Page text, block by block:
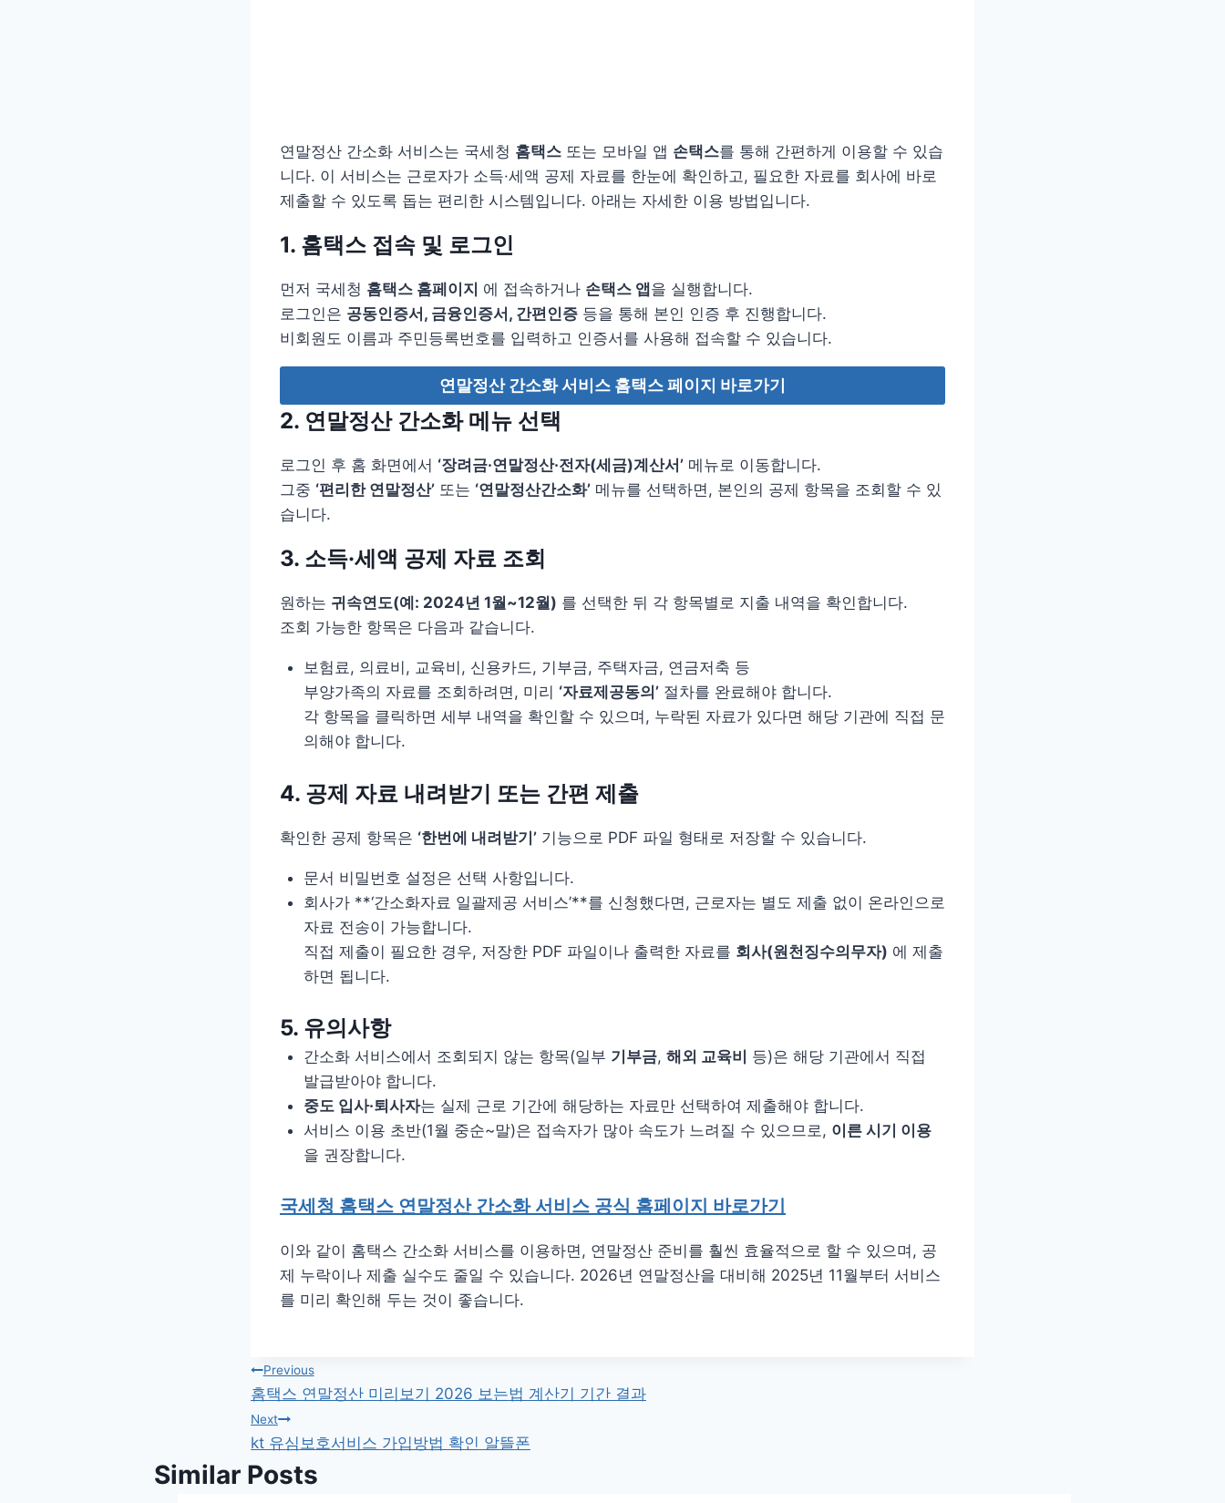
연말정산 간소화 서비스는 국세청 홈택스 또는 모바일 앱 손택스를 통해 간편하게 이용할 수 있습
니다. 이 서비스는 근로자가 소득·세액 공제 자료를 한눈에 확인하고, 필요한 자료를 회사에 바로
제출할 수 있도록 돕는 편리한 시스템입니다. 아래는 자세한 이용 방법입니다.
1. 홈택스 접속 및 로그인
먼저 국세청 홈택스 홈페이지 에 접속하거나 손택스 앱 을 실행합니다.
로그인은 공동인증서, 금융인증서, 간편인증 등을 통해 본인 인증 후 진행합니다.
비회원도 이름과 주민등록번호를 입력하고 인증서를 사용해 접속할 수 있습니다.
연말정산 간소화 서비스 홈택스 페이지 바로가기
2. 연말정산 간소화 메뉴 선택
로그인 후 홈 화면에서 ‘장려금·연말정산·전자(세금)계산서’ 메뉴로 이동합니다.
그중 ‘편리한 연말정산’ 또는 ‘연말정산간소화’ 메뉴를 선택하면, 본인의 공제 항목을 조회할 수 있
습니다.
3. 소득·세액 공제 자료 조회
원하는 귀속연도(예: 2024년 1월~12월) 를 선택한 뒤 각 항목별로 지출 내역을 확인합니다.
조회 가능한 항목은 다음과 같습니다.
보험료, 의료비, 교육비, 신용카드, 기부금, 주택자금, 연금저축 등
부양가족의 자료를 조회하려면, 미리 ‘자료제공동의’절차를 완료해야 합니다.
각 항목을 클릭하면 세부 내역을 확인할 수 있으며, 누락된 자료가 있다면 해당 기관에 직접 문
의해야 합니다.
4. 공제 자료 내려받기 또는 간편 제출
확인한 공제 항목은 ‘한번에 내려받기’ 기능으로 PDF 파일 형태로 저장할 수 있습니다.
문서 비밀번호 설정은 선택 사항입니다.
회사가 **‘간소화자료 일괄제공 서비스’**를 신청했다면, 근로자는 별도 제출 없이 온라인으로
자료 전송이 가능합니다.
직접 제출이 필요한 경우, 저장한 PDF 파일이나 출력한 자료를 회사(원천징수의무자) 에 제출
하면 됩니다.
5. 유의사항
간소화 서비스에서 조회되지 않는 항목(일부 기부금, 해외 교육비
등)은 해당 기관에서 직접
발급받아야 합니다.
중도 입사·퇴사자는 실제 근로 기간에 해당하는 자료만 선택하여 제출해야 합니다.
서비스 이용 초반(1월 중순~말)은 접속자가 많아 속도가 느려질 수 있으므로, 이른 시기 이용
을 권장합니다.
국세청 홈택스 연말정산 간소화 서비스 공식 홈페이지 바로가기
이와 같이 홈택스 간소화 서비스를 이용하면, 연말정산 준비를 훨씬 효율적으로 할 수 있으며, 공
제 누락이나 제출 실수도 줄일 수 있습니다. 2026년 연말정산을 대비해 2025년 11월부터 서비스
를 미리 확인해 두는 것이 좋습니다.
글
탐
색
Previous
홈택스 연말정산 미리보기 2026 보는법 계산기 기간 결과
Next
kt 유심보호서비스 가입방법 확인 알뜰폰
Similar Posts